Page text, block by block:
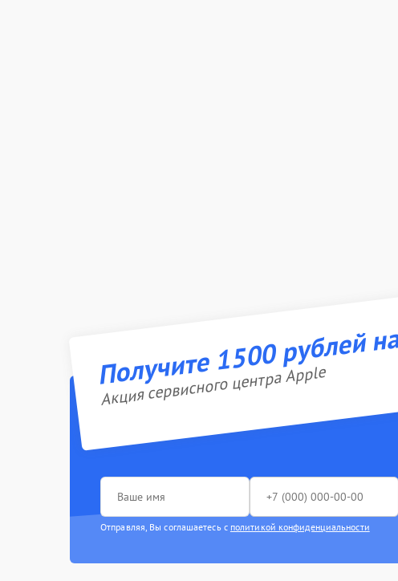
Получите 1500 рублей
Акция сервисного центра Apple
Отправляя, Вы соглашаетесь с политикой конфиденциальности